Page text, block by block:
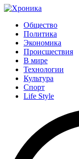
Общество
Политика
Экономика
Происшествия
В мире
Технологии
Культура
Спорт
Life Style